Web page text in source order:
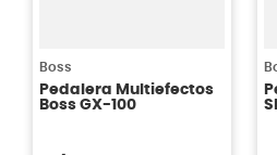
Boss
Pedalera Multiefectos
Boss GX-100